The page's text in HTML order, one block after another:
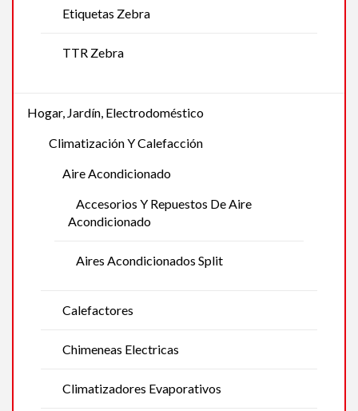
Etiquetas Zebra
TTR Zebra
Hogar, Jardín, Electrodoméstico
Climatización Y Calefacción
Aire Acondicionado
Accesorios Y Repuestos De Aire
Acondicionado
Aires Acondicionados Split
Calefactores
Chimeneas Electricas
Climatizadores Evaporativos